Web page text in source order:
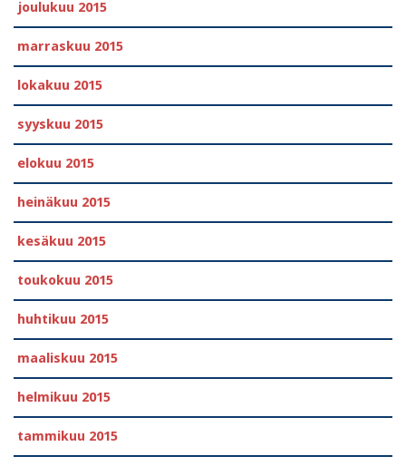
joulukuu 2015
marraskuu 2015
lokakuu 2015
syyskuu 2015
elokuu 2015
heinäkuu 2015
kesäkuu 2015
toukokuu 2015
huhtikuu 2015
maaliskuu 2015
helmikuu 2015
tammikuu 2015